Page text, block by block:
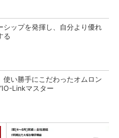
シップを発揮し、自分より優れ
る
い勝手にこだわったオムロン
Linkマスター